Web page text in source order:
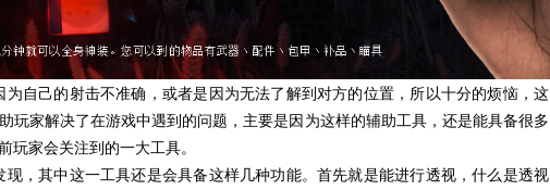
自己的射击不准确，或者是因为无法了解到对方的位置，所以十分的烦恼，这
玩家解决了在游戏中遇到的问题，主要是因为这样的辅助工具，还是能具备很多
玩家会关注到的一大工具。
，其中这一工具还是会具备这样几种功能。首先就是能进行透视，什么是透视